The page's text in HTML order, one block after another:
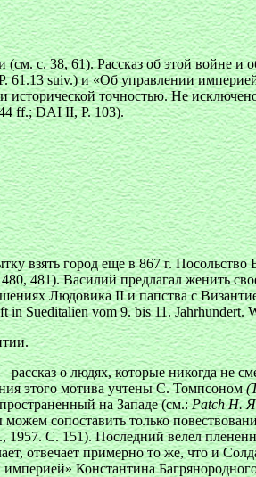
с. 38, 61). Рассказ об этой войне и
suiv.) и «Об управлении
точностью. Не
ff.; DAI II, P. 103).
взять город еще в 867 г. Посольство
481). Василий предлагал женить
Людовика II и папства с
in Sueditalien vom 9. bis 11. Jahrhundert.
о людях, которые никогда не
этого мотива учтены С. Томпсоном
на Западе (см.:Patch H.
сопоставить только
С. 151). Последний велел
отвечает примерно то же, что и
Константина